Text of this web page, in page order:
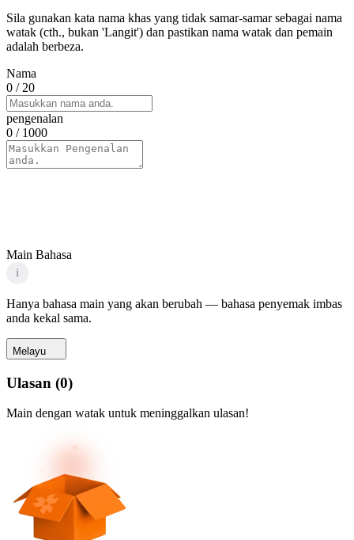
Sila gunakan kata nama khas yang tidak samar-samar sebagai nama
watak (cth., bukan 'Langit') dan pastikan nama watak dan pemain
adalah berbeza.
Nama
0 / 20
pengenalan
0 / 1000
Main Bahasa
i
Hanya bahasa main yang akan berubah — bahasa penyemak imbas
anda kekal sama.
Melayu
Ulasan (0)
Main dengan watak untuk meninggalkan ulasan!